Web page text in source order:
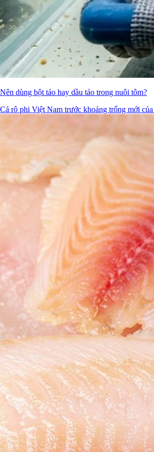
Nên dùng bột tảo hay dầu tảo trong nuôi tôm?
Cá rô phi Việt Nam trước khoảng trống mới